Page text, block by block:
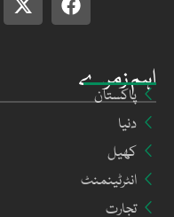
اہم زمرے
پاکستان
دنیا
کھیل
انٹرٹینمنٹ
تجارت